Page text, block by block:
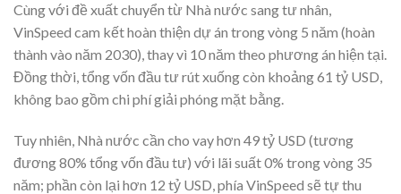
Cùng với đề xuất chuyển từ Nhà nước sang tư nhân,
VinSpeed cam kết hoàn thiện dự án trong vòng 5 năm (hoàn
thành vào năm 2030), thay vì 10 năm theo phương án hiện tại.
Đồng thời, tổng vốn đầu tư rút xuống còn khoảng 61 tỷ USD,
không bao gồm chi phí giải phóng mặt bằng.
Tuy nhiên, Nhà nước cần cho vay hơn 49 tỷ USD (tương
đương 80% tổng vốn đầu tư) với lãi suất 0% trong vòng 35
năm; phần còn lại hơn 12 tỷ USD, phía VinSpeed sẽ tự thu